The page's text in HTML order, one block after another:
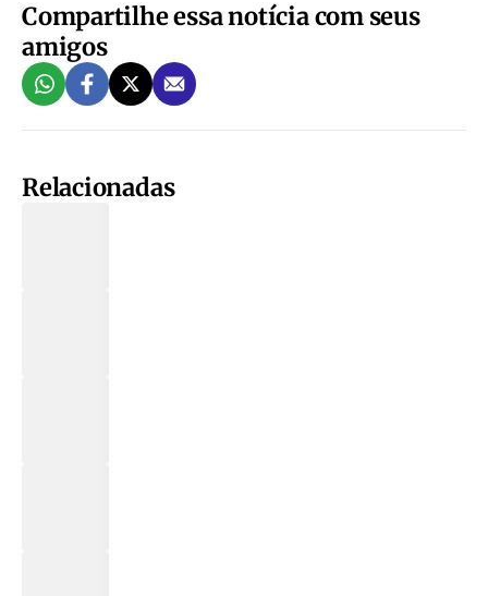
Compartilhe essa notícia com seus
amigos
Relacionadas